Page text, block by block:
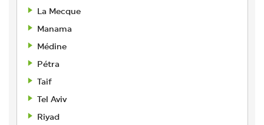
La Mecque
Manama
Médine
Pétra
Taif
Tel Aviv
Riyad